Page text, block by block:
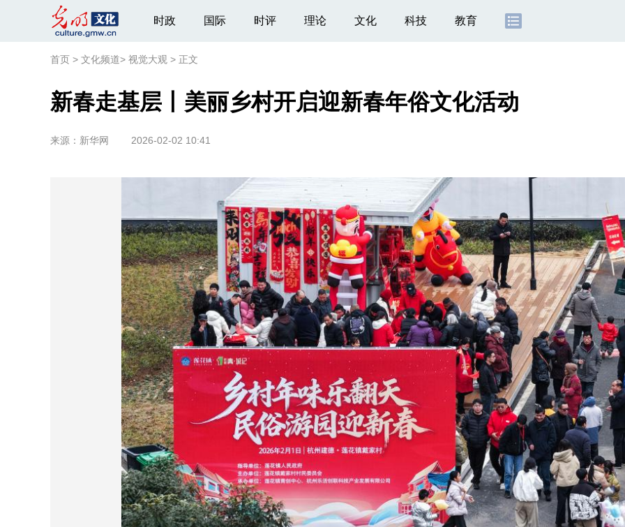
时政 国际 时评 理论 文化 科技 教育
首页 > 文化频道> 视觉大观 > 正文
新春走基层丨美丽乡村开启迎新春年俗文化活动
来源： 新华网 2026-02-02 10:41